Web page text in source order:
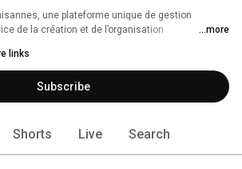
une plateforme unique de gestion
de la création et de l’organisation
...more
links
Subscribe
Shorts Live Search